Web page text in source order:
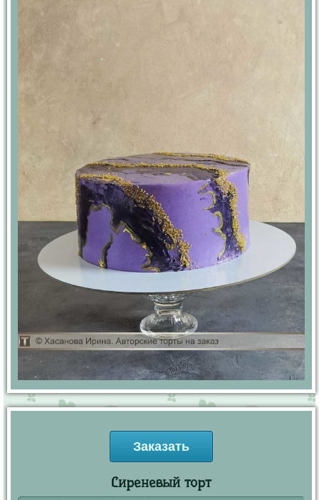
Заказать
Сиреневый торт